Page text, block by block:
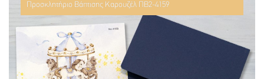
Προσκλητήριο Βάπτισης Καρουζέλ ΠΒ2-4159